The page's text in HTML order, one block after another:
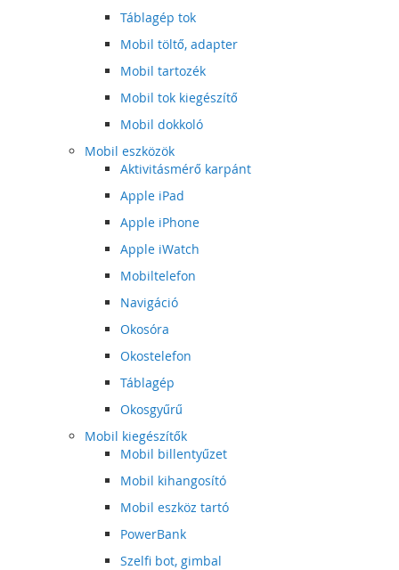
Táblagép tok
Mobil töltő, adapter
Mobil tartozék
Mobil tok kiegészítő
Mobil dokkoló
Mobil eszközök
Aktivitásmérő karpánt
Apple iPad
Apple iPhone
Apple iWatch
Mobiltelefon
Navigáció
Okosóra
Okostelefon
Táblagép
Okosgyűrű
Mobil kiegészítők
Mobil billentyűzet
Mobil kihangosító
Mobil eszköz tartó
PowerBank
Szelfi bot, gimbal